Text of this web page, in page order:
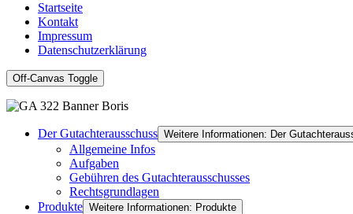
Startseite
Kontakt
Impressum
Datenschutzerklärung
Off-Canvas Toggle
Der Gutachterausschuss Weitere Informationen: Der
Allgemeine Infos
Aufgaben
Gebühren des Gutachterausschusses
Rechtsgrundlagen
Produkte Weitere Informationen: Produkte